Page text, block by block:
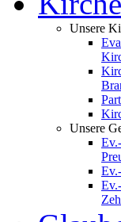
Unsere
Unsere